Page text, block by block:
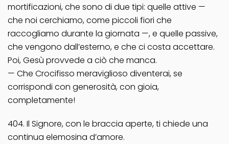
mortificazioni, che sono di due tipi: quelle attive —
che noi cerchiamo, come piccoli fiori che
raccogliamo durante la giornata —, e quelle passive,
che vengono dall’esterno, e che ci costa accettare.
Poi, Gesù provvede a ciò che manca.
— Che Crocifisso meraviglioso diventerai, se
corrispondi con generosità, con gioia,
completamente!
404. Il Signore, con le braccia aperte, ti chiede una
continua elemosina d’amore.